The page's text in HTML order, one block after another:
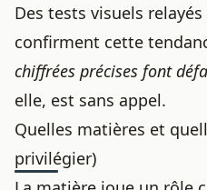
Des tests visuels
confirment cette
chiffrées précises font
elle, est sans appel.
Quelles matières et
privilégier)